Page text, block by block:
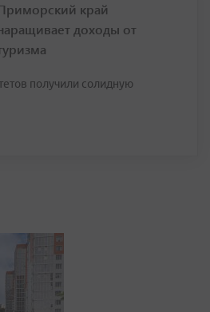
край
доходы от
получили солидную